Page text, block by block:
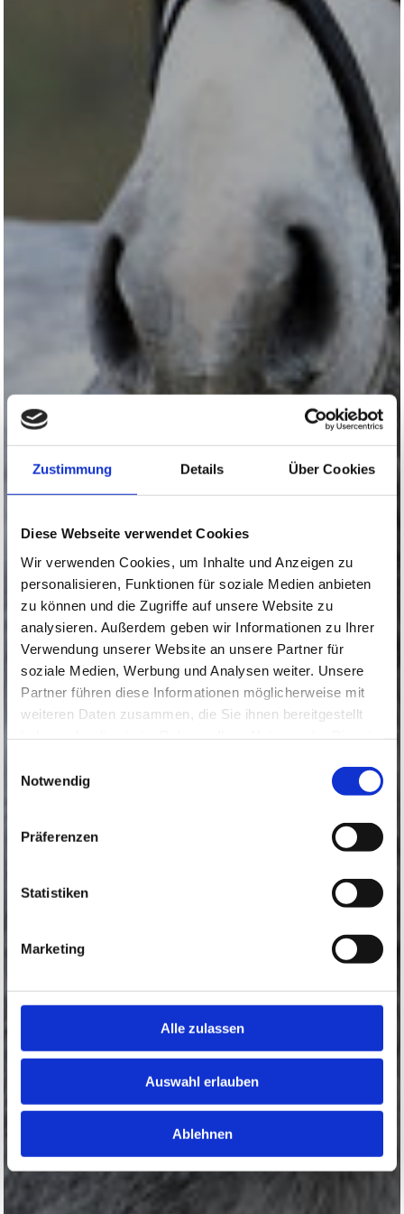
Zustimmung Details Über Cookies
Diese Webseite verwendet Cookies
Wir verwenden Cookies, um Inhalte und Anzeigen zu
personalisieren, Funktionen für soziale Medien anbieten
zu können und die Zugriffe auf unsere Website zu
analysieren. Außerdem geben wir Informationen zu Ihrer
Verwendung unserer Website an unsere Partner für
soziale Medien, Werbung und Analysen weiter. Unsere
Partner führen diese Informationen möglicherweise mit
weiteren Daten zusammen, die Sie ihnen bereitgestellt
Notwendig
Präferenzen
Statistiken
Marketing
Alle zulassen
Auswahl erlauben
Ablehnen